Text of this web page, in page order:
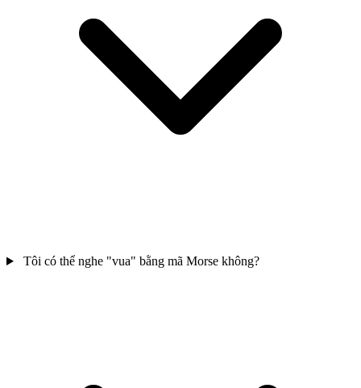
Tôi có thể nghe "vua" bằng mã Morse không?